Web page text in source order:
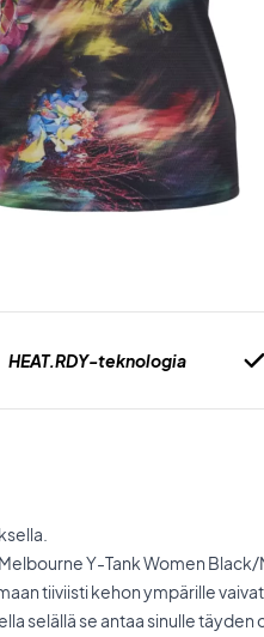
HEAT.RDY-teknologia
Y-Tank Women
tiiviisti kehon ympärille
selällä se antaa sinulle täyden